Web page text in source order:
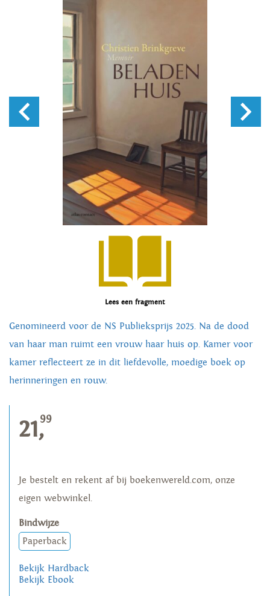
Lees een fragment
Genomineerd voor de NS Publieksprijs 2025. Na de dood
van haar man ruimt een vrouw haar huis op. Kamer voor
kamer reflecteert ze in dit liefdevolle, moedige boek op
herinneringen en rouw.
21,99
Je bestelt en rekent af bij boekenwereld.com, onze
eigen webwinkel.
Bindwijze
Paperback
Bekijk Hardback
Bekijk Ebook